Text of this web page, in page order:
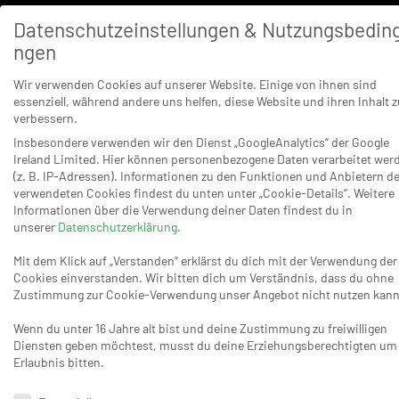
die frühe Rote Karte (13.) gegen Michel Geerkens und
knapp zehn Minuten später jene gegen Cosmin Capota zu
verkraften hatten (23./dazu zeigten die Unparteiischen im
Nachgang noch die Blaue Karte, sodass auf jeden Fall
Hausherren fast in einen Rausch, dem die Dormagener
grundsätzlich vor allem ihre ausgeprägt hohen
Zweikampf-Qualitäten entgegenzusetzen hatten – was
unter dem Strich etwas zu wenig war. Am Ende entschied
bis kurz vor dem Ende jeden Sieger hätte finden können,
über die Leidenschaft für sich – und nicht zuletzt dank
letzte Stationen auf dem Weg zu zwölf Treffern wie auf
Knopfdruck das 27:26 (47.), 28:27 (48.), 30:28 (52.), 32:29
Datenschutzeinstellungen &
ngen
Wir verwenden Cookies auf unserer Website. Einige von ihnen sind
essenziell, während andere uns helfen, diese Website und ihren Inhalt
verbessern.
Insbesondere verwenden wir den Dienst „GoogleAnalytics“ der Google
Ireland Limited. Hier können personenbezogene Daten verarbeitet
(z. B. IP-Adressen). Informationen zu den Funktionen und Anbietern
verwendeten Cookies findest du unten unter „Cookie-Details“. Weitere
Informationen über die Verwendung deiner Daten findest du in
unserer Datenschutzerklärung.
Mit dem Klick auf „Verstanden“ erklärst du dich mit der Verwendung der
Cookies einverstanden. Wir bitten dich um Verständnis, dass du ohne
Zustimmung zur Cookie-Verwendung unser Angebot nicht nutzen
Wenn du unter 16 Jahre alt bist und deine Zustimmung zu freiwilligen
Diensten geben möchtest, musst du deine Erziehungsberechtigten um
Erlaubnis bitten.
Datenschutzeinstellungen & Nutzungsbedingungen